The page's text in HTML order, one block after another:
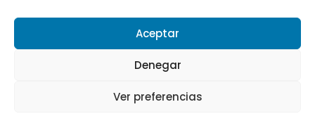
Aceptar
Denegar
Ver preferencias
Política de privacidad
Copyright © 2026 VKS Sport.